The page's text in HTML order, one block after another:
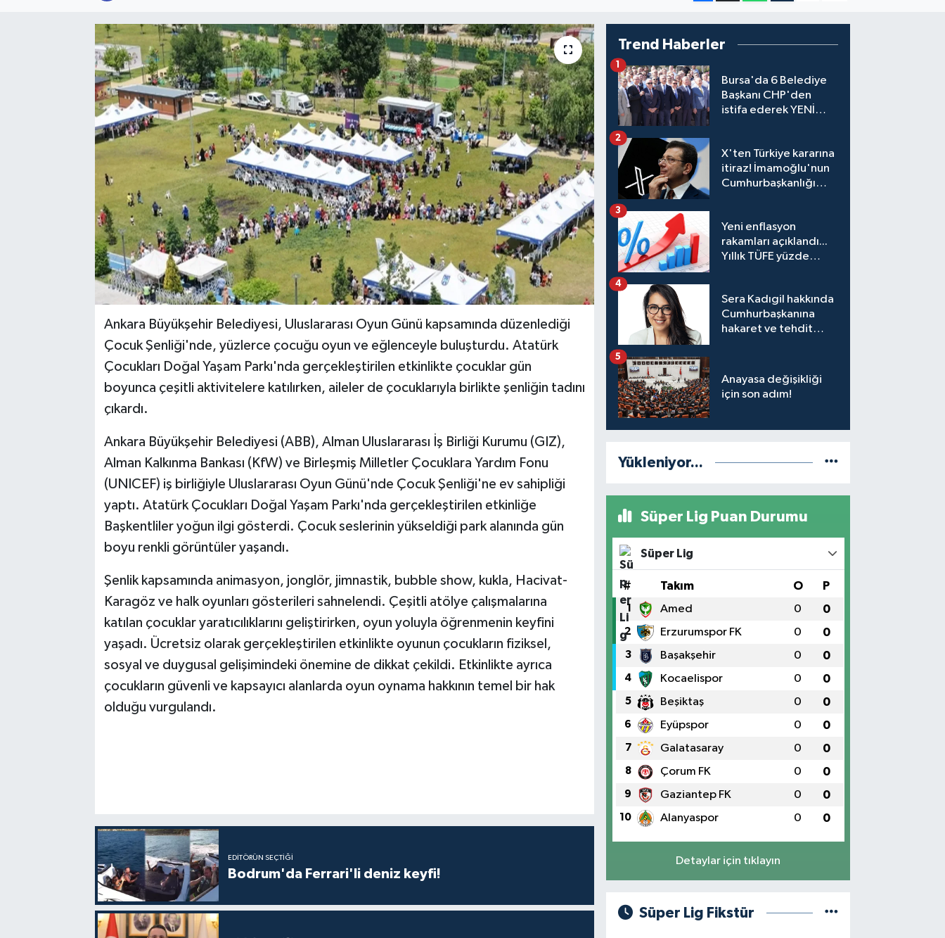
Ankara Büyükşehir Belediyesi, Uluslararası Oyun Günü kapsamında düzenlediği
Çocuk Şenliği'nde, yüzlerce çocuğu oyun ve eğlenceyle buluşturdu. Atatürk
Çocukları Doğal Yaşam Parkı'nda gerçekleştirilen etkinlikte çocuklar gün
boyunca çeşitli aktivitelere katılırken, aileler de çocuklarıyla birlikte şenliğin tadını
çıkardı.
Ankara Büyükşehir Belediyesi (ABB), Alman Uluslararası İş Birliği Kurumu (GIZ),
Alman Kalkınma Bankası (KfW) ve Birleşmiş Milletler Çocuklara Yardım Fonu
(UNICEF) iş birliğiyle Uluslararası Oyun Günü'nde Çocuk Şenliği'ne ev sahipliği
yaptı. Atatürk Çocukları Doğal Yaşam Parkı'nda gerçekleştirilen etkinliğe
Başkentliler yoğun ilgi gösterdi. Çocuk seslerinin yükseldiği park alanında gün
boyu renkli görüntüler yaşandı.
Şenlik kapsamında animasyon, jonglör, jimnastik, bubble show, kukla, Hacivat-
Karagöz ve halk oyunları gösterileri sahnelendi. Çeşitli atölye çalışmalarına
katılan çocuklar yaratıcılıklarını geliştirirken, oyun yoluyla öğrenmenin keyfini
yaşadı. Ücretsiz olarak gerçekleştirilen etkinlikte oyunun çocukların fiziksel,
sosyal ve duygusal gelişimindeki önemine de dikkat çekildi. Etkinlikte ayrıca
çocukların güvenli ve kapsayıcı alanlarda oyun oynama hakkının temel bir hak
olduğu vurgulandı.
EDITÖRÜN SEÇTIĞI
Bodrum'da Ferrari'li deniz keyfi!
Trend Haberler
Bursa'da 6 Belediye
Başkanı CHP'den
istifa ederek YENİ
1
X'ten Türkiye kararına
itiraz! İmamoğlu'nun
Cumhurbaşkanlığı
engeli mahkemeye
taşındı
2
Yeni enflasyon
rakamları açıklandı...
Yıllık TÜFE yüzde
3
Sera Kadıgil hakkında
Cumhurbaşkanına
hakaret ve tehdit
4
Anayasa değişikliği
için son adım!
5
Yükleniyor...
Süper Lig Puan Durumu
Süper Lig
# Takım O P
1 Amed 0 0
2 Erzurumspor FK 0 0
3 Başakşehir 0 0
4 Kocaelispor 0 0
5 Beşiktaş 0 0
6 Eyüpspor 0 0
7 Galatasaray 0 0
8 Çorum FK 0 0
9 Gaziantep FK 0 0
10 Alanyaspor 0 0
Detaylar için tıklayın
Süper Lig Fikstür
KÜLTÜR SANAT
FRAGMANLAR